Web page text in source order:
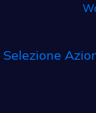
Selezione